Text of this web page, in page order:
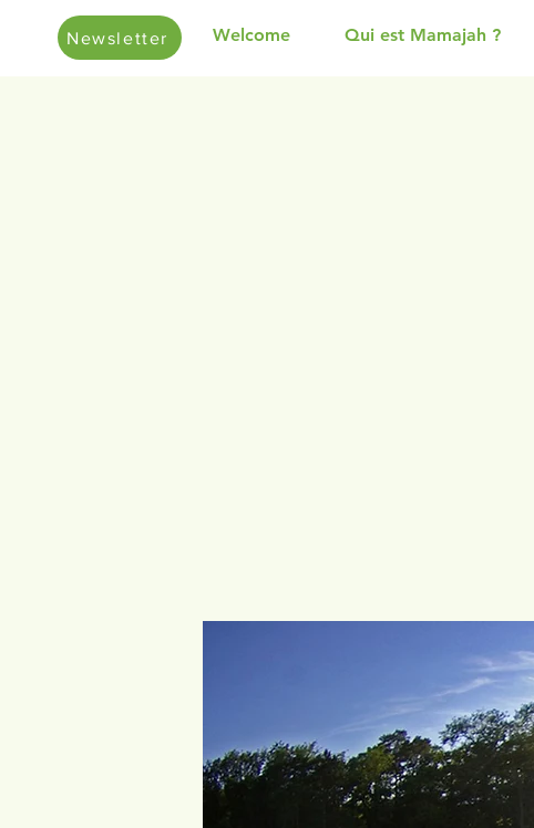
Newsletter Welcome Qui est Mamajah ?